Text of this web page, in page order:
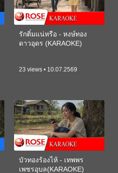
รักติ๋มแน่หรือ - หงษ์ทอง
ดาวอุดร (KARAOKE)
23 views • 10.07.2569
บัวทองร้องไห้ - เทพพร
เพชรอุบล(KARAOKE)